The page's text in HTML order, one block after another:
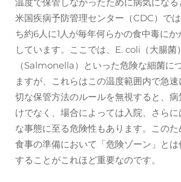
米国疾病予防管理センター（CDC）で
ち約6人に1人が毎年何らかの食中毒に
しています。ここでは、E. coli（大腸菌
（Salmonella）といった危険な細菌に
ますが、これらはこの温度範囲内で急
切な保管方法のルールを無視すると、
けでなく、場合によっては入院、さら
な事態に至る危険性もあります。この
食事の準備において「危険ゾーン」と
することがこれほど重要なのです。